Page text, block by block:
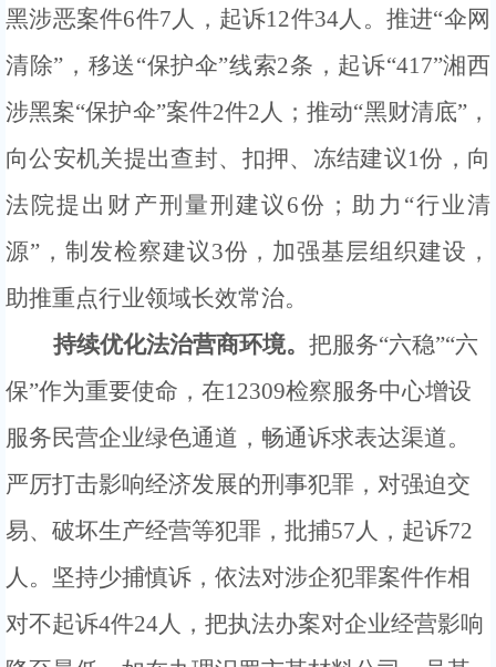
黑涉恶案件6件7人 ，起诉12件34人。推进“伞网
清除”，移送“保护伞”线索2条，起诉“417”湘西
涉黑案“保护伞”案件2件2人；推动“黑财清底”，
向公安机关提出查封、扣押、冻结建议1份，向
法院提出财产刑量刑建议 6份 ；助力 “行业清
源”， 制发检察建议3份，加强基层组织建设，
助推重点行业领域长效常治。
持续优化法治营商环境。 把服务“六稳”“六
保”作为重要使命，在12309检察服务中心增设
服务民营企业绿色通道，畅通诉求表达渠道。
严厉打击影响经济发展的刑事犯罪，对强迫交
易、破坏生产经营等犯罪，批捕57人，起诉72
人。坚持少捕慎诉，依法对涉企犯罪案件作相
对不起诉4件24人，把执法办案对企业经营影响